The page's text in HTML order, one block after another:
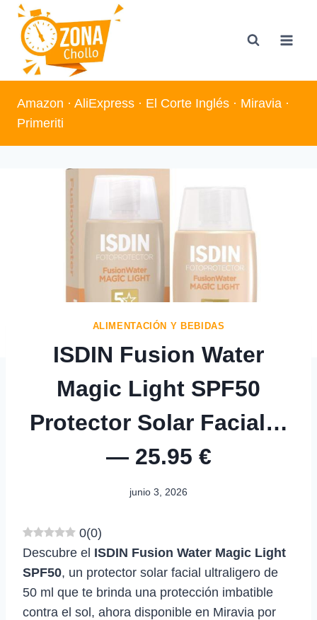
Saltar
contenido
Amazon · AliExpress · El Corte Inglés · Miravia ·
Primeriti
ALIMENTACIÓN Y BEBIDAS
ISDIN Fusion Water
Magic Light SPF50
Protector Solar Facial…
— 25.95 €
junio 3, 2026
0(0)
Descubre el ISDIN Fusion Water Magic Light
SPF50, un protector solar facial ultraligero de
50 ml que te brinda una protección imbatible
contra el sol, ahora disponible en Miravia por